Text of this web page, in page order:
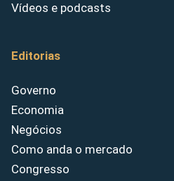
Vídeos e podcasts
Editorias
Governo
Economia
Negócios
Como anda o mercado
Congresso